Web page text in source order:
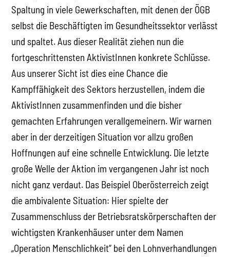
Spaltung in viele Gewerkschaften, mit denen der ÖGB
selbst die Beschäftigten im Gesundheitssektor verlässt
und spaltet. Aus dieser Realität ziehen nun die
fortgeschrittensten AktivistInnen konkrete Schlüsse.
Aus unserer Sicht ist dies eine Chance die
Kampffähigkeit des Sektors herzustellen, indem die
AktivistInnen zusammenfinden und die bisher
gemachten Erfahrungen verallgemeinern. Wir warnen
aber in der derzeitigen Situation vor allzu großen
Hoffnungen auf eine schnelle Entwicklung. Die letzte
große Welle der Aktion im vergangenen Jahr ist noch
nicht ganz verdaut. Das Beispiel Oberösterreich zeigt
die ambivalente Situation: Hier spielte der
Zusammenschluss der Betriebsratskörperschaften der
wichtigsten Krankenhäuser unter dem Namen
„Operation Menschlichkeit“ bei den Lohnverhandlungen